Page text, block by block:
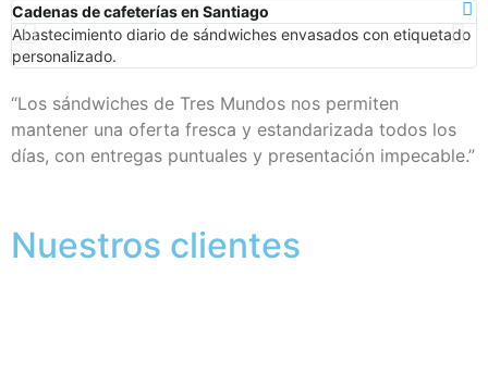
Cadenas de cafeterías en Santiago
Abastecimiento diario de sándwiches envasados con etiquetado
personalizado.
“Los sándwiches de Tres Mundos nos permiten
mantener una oferta fresca y estandarizada todos los
días, con entregas puntuales y presentación impecable.”
Nuestros clientes